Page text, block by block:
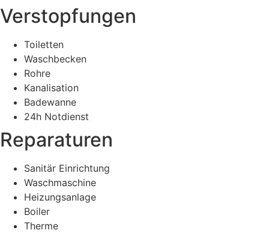
Verstopfungen
Toiletten
Waschbecken
Rohre
Kanalisation
Badewanne
24h Notdienst
Reparaturen
Sanitär Einrichtung
Waschmaschine
Heizungsanlage
Boiler
Therme